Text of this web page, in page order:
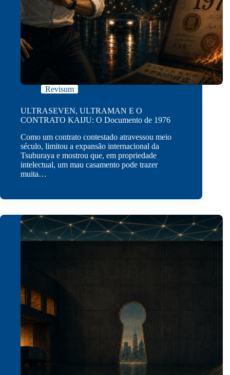
Revisum
ULTRASEVEN, ULTRAMAN E O
CONTRATO KAIJU: O Documento de 1976
Como um contrato contestado atravessou meio
século, limitou a expansão internacional da
Tsuburaya e mostrou que, em propriedade
intelectual, um mau casamento pode trazer
muita…